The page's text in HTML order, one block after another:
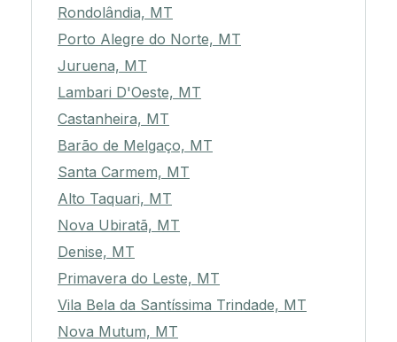
Rondolândia, MT
Porto Alegre do Norte, MT
Juruena, MT
Lambari D'Oeste, MT
Castanheira, MT
Barão de Melgaço, MT
Santa Carmem, MT
Alto Taquari, MT
Nova Ubiratã, MT
Denise, MT
Primavera do Leste, MT
Vila Bela da Santíssima Trindade, MT
Nova Mutum, MT